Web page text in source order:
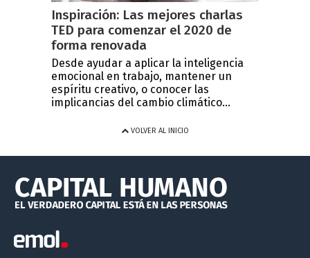
Inspiración: Las mejores charlas
TED para comenzar el 2020 de
forma renovada
Desde ayudar a aplicar la inteligencia
emocional en trabajo, mantener un
espíritu creativo, o conocer las
implicancias del cambio climático...
VOLVER AL INICIO